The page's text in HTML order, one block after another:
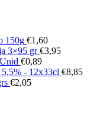
150g €1,60
3×95 gr €3,95
€0,89
- 12x33cl €8,85
€2,05